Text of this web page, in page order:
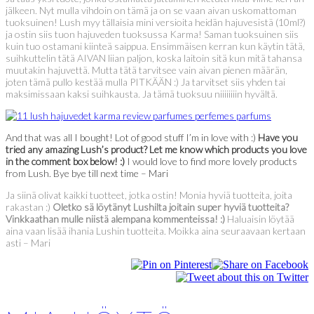
jälkeen. Nyt mulla vihdoin on tämä ja on se vaan aivan uskomattoman
tuoksuinen! Lush myy tällaisia mini versioita heidän hajuvesistä (10ml?)
ja ostin siis tuon hajuveden tuoksussa Karma! Saman tuoksuinen siis
kuin tuo ostamani kiinteä saippua. Ensimmäisen kerran kun käytin tätä,
suihkuttelin tätä AIVAN liian paljon, koska laitoin sitä kun mitä tahansa
muutakin hajuvettä. Mutta tätä tarvitsee vain aivan pienen määrän,
joten tämä pullo kestää mulla PITKÄÄN :) Ja tarvitset siis yhden tai
maksimissaan kaksi suihkausta. Ja tämä tuoksuu niiiiiiiin hyvältä.
And that was all I bought! Lot of good stuff I’m in love with :) Have you
tried any amazing Lush’s product? Let me know which products you love
in the comment box below! :) I would love to find more lovely products
from Lush. Bye bye till next time – Mari
Ja siinä olivat kaikki tuotteet, jotka ostin! Monia hyviä tuotteita, joita
rakastan :) Oletko sä löytänyt Lushilta joitain super hyviä tuotteita?
Vinkkaathan mulle niistä alempana kommenteissa! :) Haluaisin löytää
aina vaan lisää ihania Lushin tuotteita. Moikka aina seuraavaan kertaan
asti – Mari